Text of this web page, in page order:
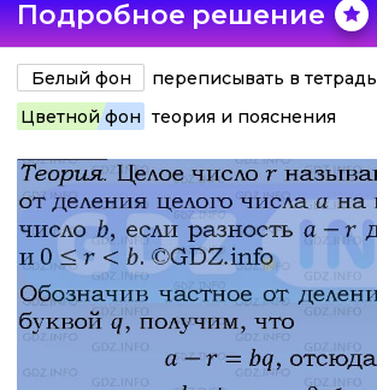
Подробное решение
Белый фон
переписывать в тетрадь
Цветной фон теория и пояснения